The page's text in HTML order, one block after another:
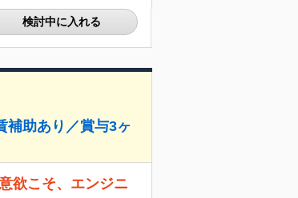
検討中に入れる
補助あり／賞与3ヶ
欲こそ、エンジニ